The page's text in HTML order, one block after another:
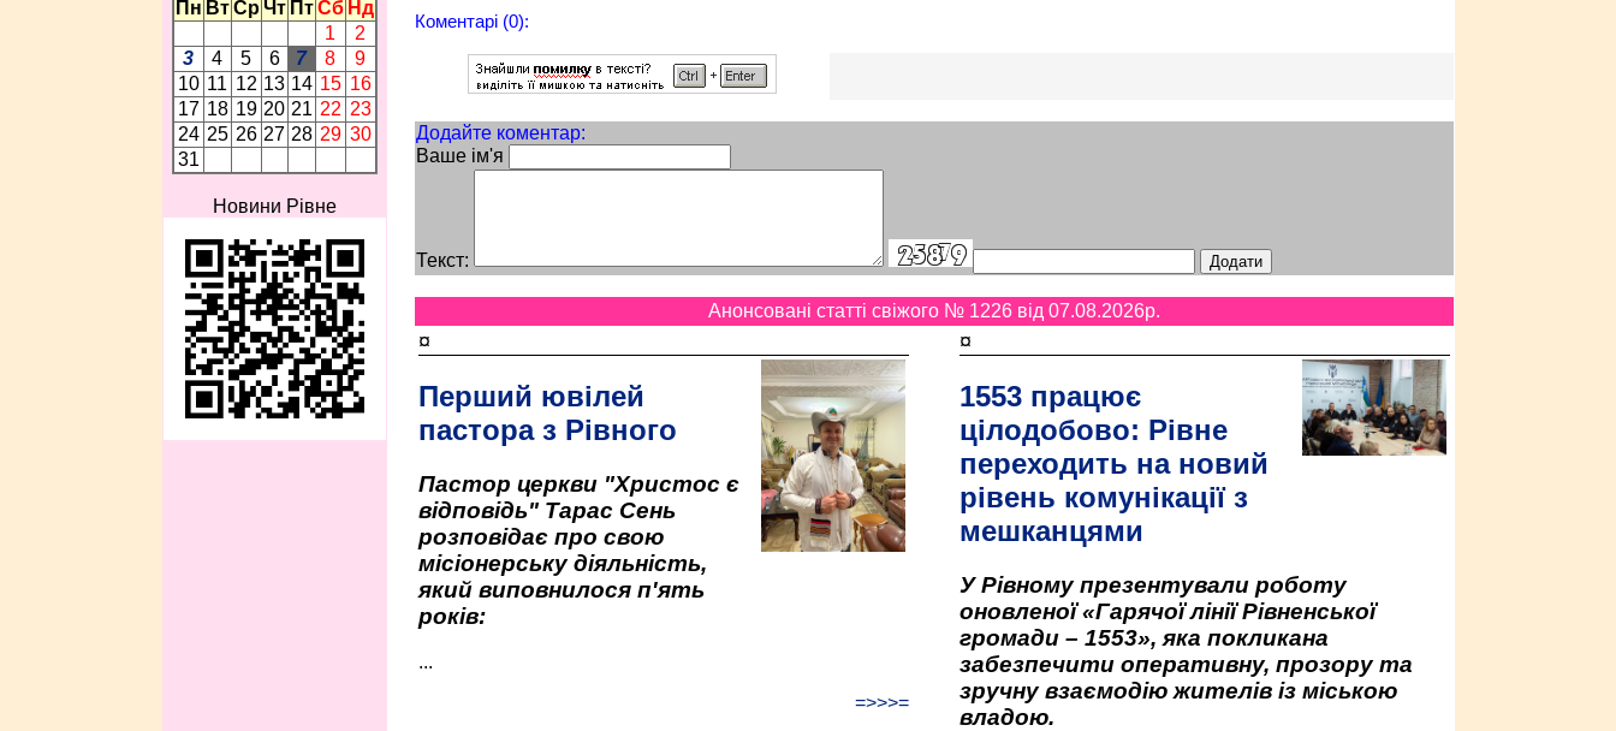
Пн Вт Ср Чт Пт Сб Нд
1
2
3
4 5 6 7 8
9
10 11 12 13 14 15 16
17 18 19 20 21 22 23
24 25 26 27 28 29 30
31
Новини Рівне
Коментарі (0):
Додайте коментар:
Ваше ім'я
Текст:
Анонсовані статті свіжого № 1226 від 07.08.2026p.
¤
Перший ювілей
пастора з Рівного
Пастор церкви "Христос є
відповідь" Тарас Сень
розповідає про свою
місіонерську діяльність,
який виповнилося п'ять
років:
...
=>>>=
¤
1553 працює
цілодобово: Рівне
переходить на новий
рівень комунікації з
мешканцями
У Рівному презентували роботу
оновленої «Гарячої лінії Рівненської
громади – 1553», яка покликана
забезпечити оперативну, прозору та
зручну взаємодію жителів із міською
владою.